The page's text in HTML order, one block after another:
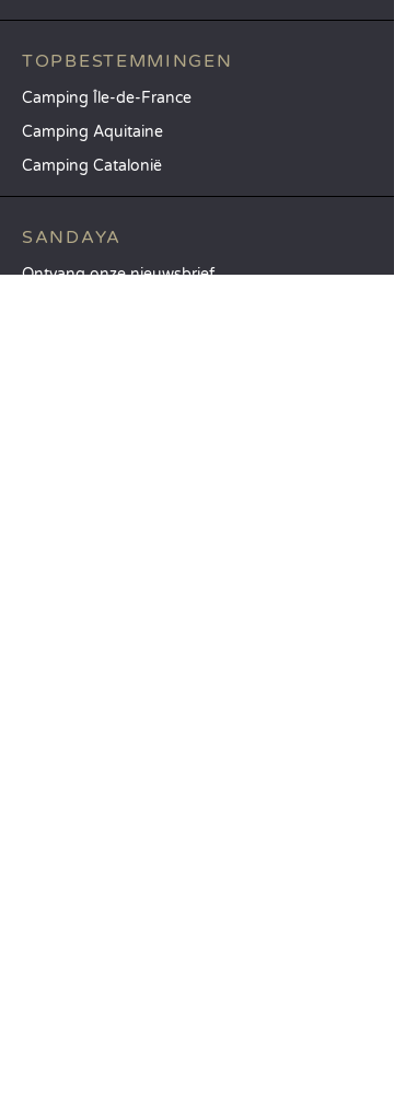
TOPBESTEMMINGEN
Camping Île-de-France
Camping Aquitaine
Camping Catalonië
SANDAYA
Ontvang onze nieuwsbrief